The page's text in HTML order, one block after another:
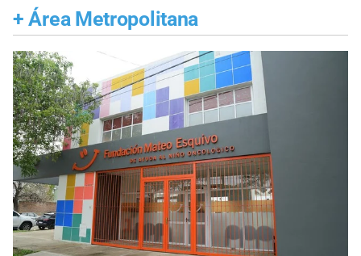
+ Área Metropolitana